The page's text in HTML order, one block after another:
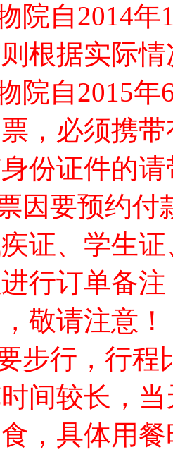
院自2014
根据实际
院自2015
，必须携
份证件的
因要预约付
证、学生
行订单备
敬请注意！
步行，行
间较长，
，具体用